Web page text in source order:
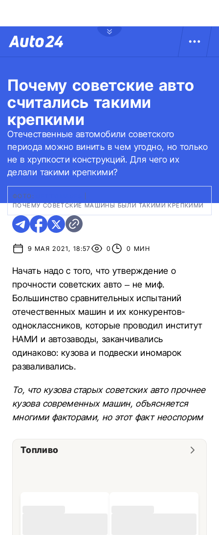
Почему советские авто
считались такими
крепкими
Отечественные автомобили советского
периода можно винить в чем угодно, но только
не в хрупкости конструкций. Для чего их
делали такими крепкими?
ФОТО:
ПОЧЕМУ СОВЕТСКИЕ МАШИНЫ БЫЛИ ТАКИМИ КРЕПКИМИ
9 МАЯ 2021, 18:57 0 0 МИН
Начать надо с того, что утверждение о
прочности советских авто – не миф.
Большинство сравнительных испытаний
отечественных машин и их конкурентов-
одноклассников, которые проводил институт
НАМИ и автозаводы, заканчивались
одинаково: кузова и подвески иномарок
разваливались.
То, что кузова старых советских авто прочнее
кузова современных машин, объясняется
многими факторами, но этот факт неоспорим
Топливо